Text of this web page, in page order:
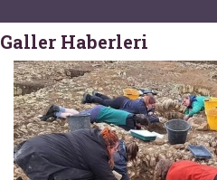
Galler Haberleri